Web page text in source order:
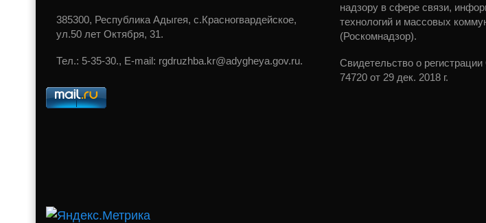
385300, Республика Адыгея, с.Красногвардейское,
ул.50 лет Октября, 31.
Тел.: 5-35-30., E-mail: rgdruzhba.kr@adygheya.gov.ru.
надзору в сфере связи,
технологий и массовых
(Роскомнадзор).
Свидетельство о
74720 от 29 дек. 2018 г.